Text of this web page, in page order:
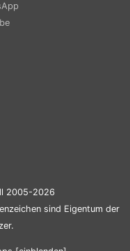
2005-2026
sind Eigentum der